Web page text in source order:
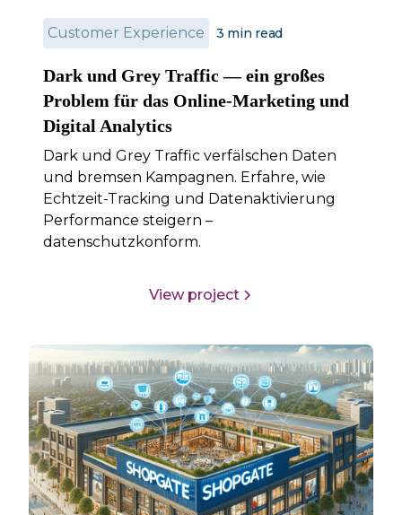
Customer Experience 3 min read
Dark und Grey Traffic — ein großes
Problem für das Online-Marketing und
Digital Analytics
Dark und Grey Traffic verfälschen Daten
und bremsen Kampagnen. Erfahre, wie
Echtzeit-Tracking und Datenaktivierung
Performance steigern –
datenschutzkonform.
View project